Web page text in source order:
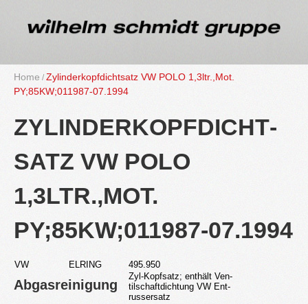
Home
Zy­lin­der­kopf­dicht­satz VW POLO 1,3ltr.,Mot.​
PY;85KW;011987-07.1994
ZY­LIN­DER­KOPF­DICHT­
SATZ VW POLO
1,3LTR.,MOT.​
PY;85KW;011987-07.1994
VW EL­RING
495.950
Zyl-Kopf­satz; ent­hält Ven­
til­schaft­dich­tung VW Ent­
russer­satz
Ab­gas­rei­ni­gung